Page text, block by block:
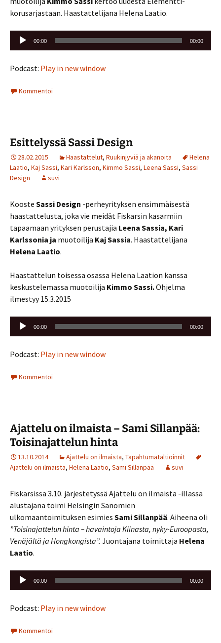
korusarjastaan. Haastattelijana Helena Laatio.
Äänitoistin
00:00 00:00
Podcast: Play in new window
Kommentoi
Esittelyssä Sassi Design
28.02.2015 Haastattelut, Ruukinjyviä ja akanoita
Helena
Laatio, Kaj Sassi, Kari Karlsson, Kimmo Sassi, Leena Sassi, Sassi
Design
suvi
Kooste Sassi Design -perheyrityksen ensimmäisestä
haastattelusta, joka vie meidät Fiskarsin kasarmiin
tapaamaan yrityksen perustajia Leena Sassia, Kari
Karlssonia ja muotoilija Kaj Sassia. Haastattelijana
Helena Laatio.
Haastattelun toisessa osassa Helena Laation kanssa
keskustelemassa muotoilija Kimmo Sassi.Ohjelma
ilmestyy 15.3.2015
Äänitoistin
00:00 00:00
Podcast: Play in new window
Kommentoi
Ajattelu on ilmaista – Sami Sillanpää:
Toisinajattelun hinta
13.10.2014 Ajattelu on ilmaista, Tapahtumataltioinnit
Ajattelu on ilmaista, Helena Laatio, Sami Sillanpää suvi
Fiskarsissa 3.10. järjestetyssä Ajattelu on ilmaista -illassa
alustajana toimi Helsingin Sanomien
ulkomaantoimituksen esimies Sami Sillanpää. Aiheena oli
”Toisinajattelun hinta – havaintoja Kiinasta, nyky-Euroopasta,
Venäjältä ja Hongkongista”. Juontajana toimittaja Helena
Laatio.
Äänitoistin
00:00 00:00
Podcast: Play in new window
Kommentoi